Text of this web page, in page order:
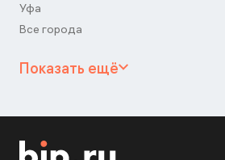
Уфа
Все города
Показать ещё